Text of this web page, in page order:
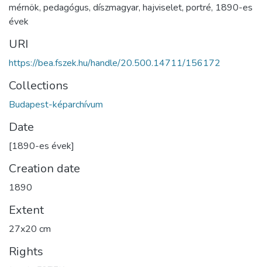
mérnök, pedagógus, díszmagyar, hajviselet, portré, 1890-es
évek
URI
https://bea.fszek.hu/handle/20.500.14711/156172
Collections
Budapest-képarchívum
Date
[1890-es évek]
Creation date
1890
Extent
27x20 cm
Rights